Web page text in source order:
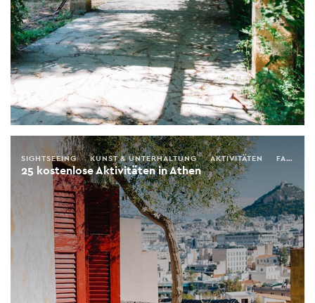
25 kostenlose Aktivitäten in Athen
SIGHTSEEING KUNST & UNTERHALTUNG AKTIVITÄTEN FAMILIE